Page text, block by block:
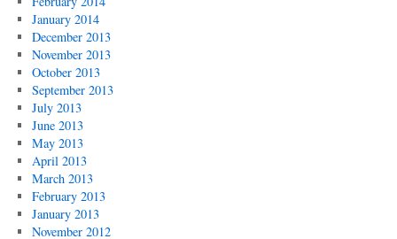
January 2014
December 2013
November 2013
October 2013
September 2013
July 2013
June 2013
May 2013
April 2013
March 2013
February 2013
January 2013
November 2012